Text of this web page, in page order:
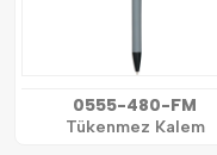
0555-480-FM
Tükenmez Kalem